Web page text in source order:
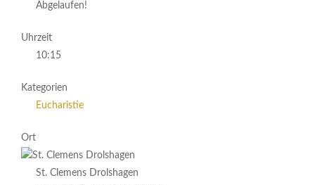
Abgelaufen!
Uhrzeit
10:15
Kategorien
Eucharistie
Ort
St. Clemens Drolshagen